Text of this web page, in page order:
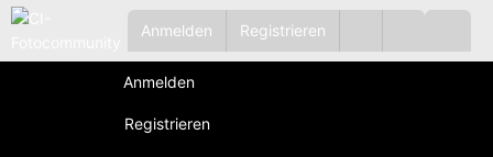
Anmelden Registrieren
Anmelden
Registrieren